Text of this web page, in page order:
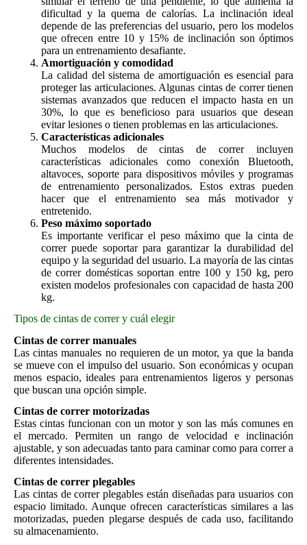
dificultad y la quema de calorías. La inclinación ideal
depende de las preferencias del usuario, pero los modelos
que ofrecen entre 10 y 15% de inclinación son óptimos
para un entrenamiento desafiante.
Amortiguación y comodidad
La calidad del sistema de amortiguación es esencial para
proteger las articulaciones. Algunas cintas de correr tienen
sistemas avanzados que reducen el impacto hasta en un
30%, lo que es beneficioso para usuarios que desean
evitar lesiones o tienen problemas en las articulaciones.
Características adicionales
Muchos modelos de cintas de correr incluyen
características adicionales como conexión Bluetooth,
altavoces, soporte para dispositivos móviles y programas
de entrenamiento personalizados. Estos extras pueden
hacer que el entrenamiento sea más motivador y
entretenido.
Peso máximo soportado
Es importante verificar el peso máximo que la cinta de
correr puede soportar para garantizar la durabilidad del
equipo y la seguridad del usuario. La mayoría de las cintas
de correr domésticas soportan entre 100 y 150 kg, pero
existen modelos profesionales con capacidad de hasta 200
kg.
Tipos de cintas de correr y cuál elegir
Cintas de correr manuales
Las cintas manuales no requieren de un motor, ya que la banda
se mueve con el impulso del usuario. Son económicas y ocupan
menos espacio, ideales para entrenamientos ligeros y personas
que buscan una opción simple.
Cintas de correr motorizadas
Estas cintas funcionan con un motor y son las más comunes en
el mercado. Permiten un rango de velocidad e inclinación
ajustable, y son adecuadas tanto para caminar como para correr a
diferentes intensidades.
Cintas de correr plegables
Las cintas de correr plegables están diseñadas para usuarios con
espacio limitado. Aunque ofrecen características similares a las
motorizadas, pueden plegarse después de cada uso, facilitando
su almacenamiento.